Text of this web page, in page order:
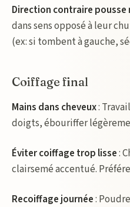
Direction contraire pousse
dans sens opposé à leur
(ex: si tombent à gauche,
Coiffage final
Mains dans cheveux:
doigts, ébouriffer
Éviter coiffage trop lisse:
clairsemé accentué.
Recoiffage journée: